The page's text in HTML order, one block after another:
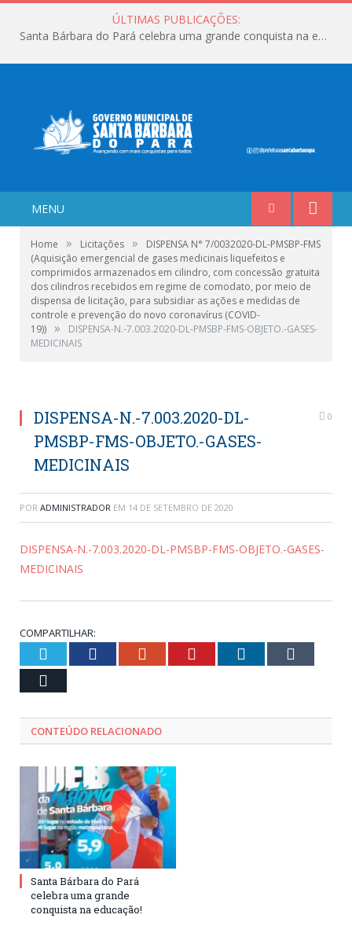
ÚLTIMAS PUBLICAÇÕES:
Santa Bárbara do Pará celebra uma grande conquista na educação!
MENU
Home » Licitações »
DISPENSA N° 7/0032020-DL-PMSBP-FMS
(Aquisição emergencial de gases medicinais liquefeitos e
comprimidos armazenados em cilindro, com concessão gratuita
dos cilindros recebidos em regime de comodato, por meio de
dispensa de licitação, para subsidiar as ações e medidas de
controle e prevenção do novo coronavírus (COVID-
19)) »
DISPENSA-N.-7.003.2020-DL-PMSBP-FMS-OBJETO.-GASES-
MEDICINAIS
DISPENSA-N.-7.003.2020-DL-
PMSBP-FMS-OBJETO.-GASES-
MEDICINAIS
0
POR ADMINISTRADOR EM 14 DE SETEMBRO DE 2020
DISPENSA-N.-7.003.2020-DL-PMSBP-FMS-OBJETO.-GASES-
MEDICINAIS
COMPARTILHAR:
Twitter Facebook Google+ Pinterest LinkedIn
CONTEÚDO RELACIONADO
Santa Bárbara do Pará
celebra uma grande
conquista na educação!